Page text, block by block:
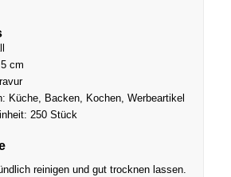
cm
Küche, Backen, Kochen, Werbeartikel
250 Stück
reinigen und gut trocknen lassen.